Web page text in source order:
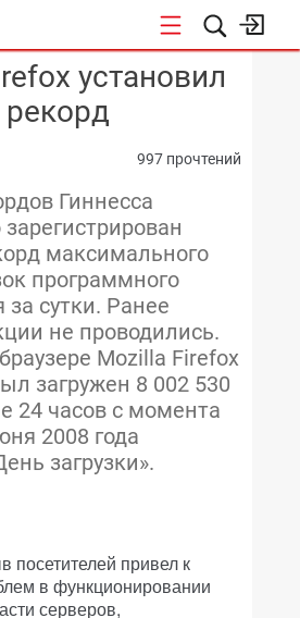
КОНФЕРЕНЦИИ
установил
997 прочтений
Гиннесса
максимального
программного
за сутки. Ранее
не проводились.
Mozilla Firefox
загружен 8 002 530
24 часов с момента
2008 года
загрузки».
посетителей привел к
в функционировании
серверов,